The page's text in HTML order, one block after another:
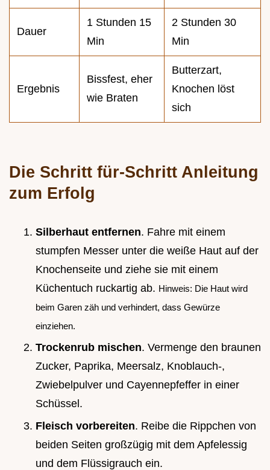
Dauer
1 Stunden 15
Min
2 Stunden 30
Min
Ergebnis
Bissfest, eher
wie Braten
Butterzart,
Knochen löst
sich
Die Schritt für-Schritt Anleitung
zum Erfolg
Silberhaut entfernen. Fahre mit einem
stumpfen Messer unter die weiße Haut auf der
Knochenseite und ziehe sie mit einem
Küchentuch ruckartig ab. Hinweis: Die Haut wird
beim Garen zäh und verhindert, dass Gewürze
einziehen.
Trockenrub mischen. Vermenge den braunen
Zucker, Paprika, Meersalz, Knoblauch-,
Zwiebelpulver und Cayennepfeffer in einer
Schüssel.
Fleisch vorbereiten. Reibe die Rippchen von
beiden Seiten großzügig mit dem Apfelessig
und dem Flüssigrauch ein.